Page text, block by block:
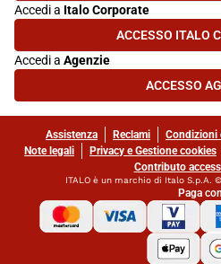
Accedi a Italo Corporate
ACCESSO ITALO
(SI
Accedi a Agenzie
ACCESSO(SI
Assistenza Reclami Condizioni
Note legali
Privacy e Gestione cookies
Contributo
ITALO è un marchio di Italo S.p.A.
Paga con